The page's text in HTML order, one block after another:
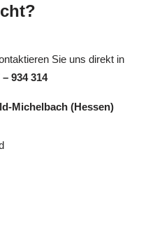
Sie uns direkt in
934 314
Michelbach (Hessen)